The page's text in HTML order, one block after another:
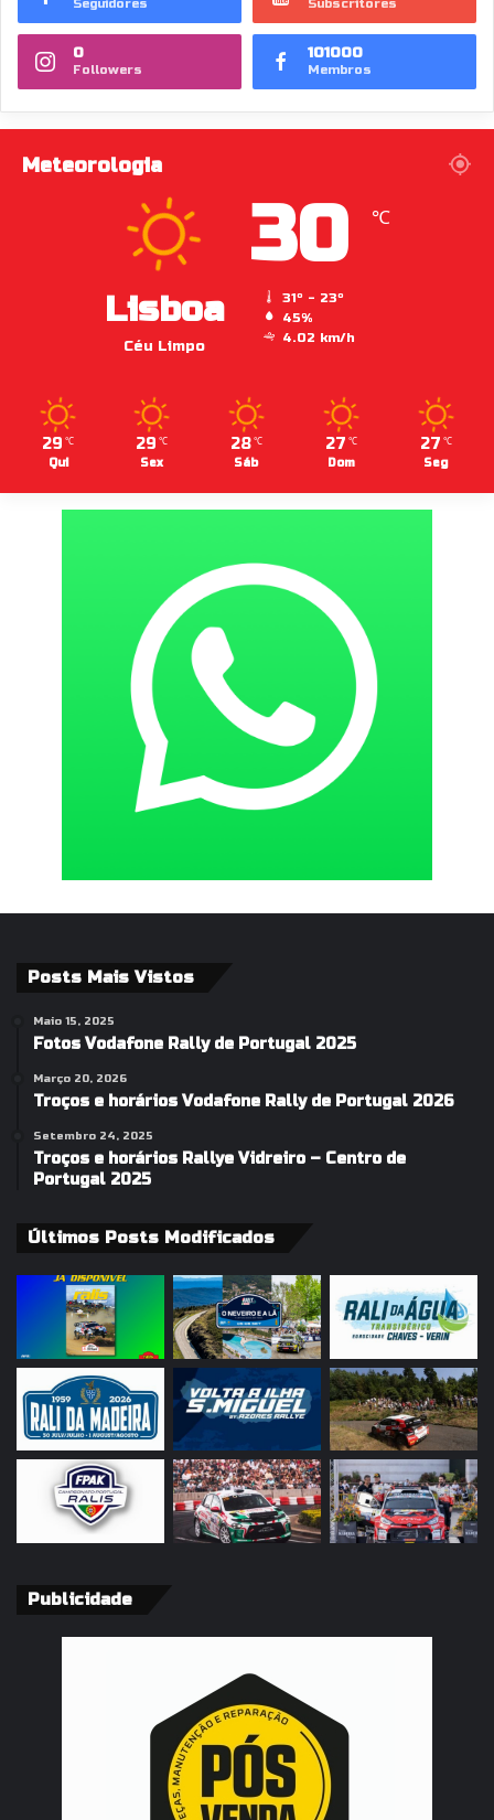
Seguidores Subscritores
0
Followers
101000
Membros
Meteorologia
Lisboa
Céu Limpo
30 ℃
31º - 23º
45%
4.02 km/h
29 ℃
Qui
29 ℃
Sex
28 ℃
Sáb
27 ℃
Dom
27 ℃
Seg
Posts Mais Vistos
Maio 15, 2025
Fotos Vodafone Rally de Portugal 2025
Março 20, 2026
Troços e horários Vodafone Rally de Portugal 2026
Setembro 24, 2025
Troços e horários Rallye Vidreiro – Centro de
Portugal 2025
Últimos Posts Modificados
Publicidade